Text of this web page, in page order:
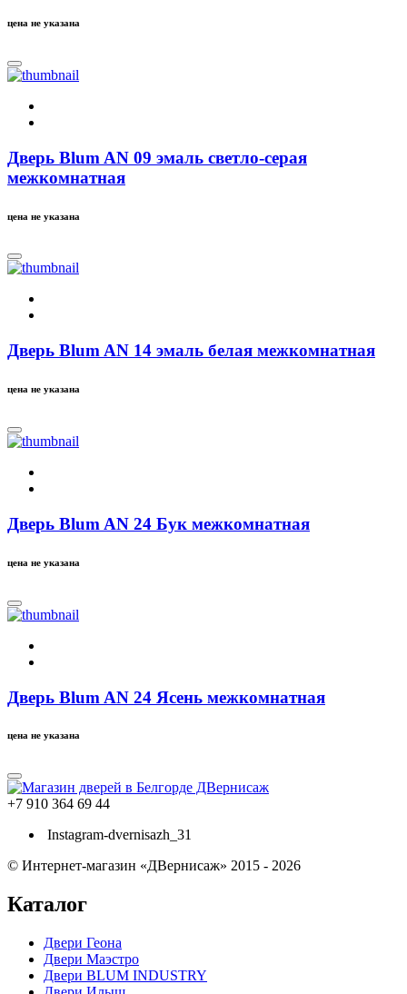
цена не указана
Дверь Blum AN 09 эмаль светло-серая
межкомнатная
цена не указана
Дверь Blum AN 14 эмаль белая межкомнатная
цена не указана
Дверь Blum AN 24 Бук межкомнатная
цена не указана
Дверь Blum AN 24 Ясень межкомнатная
цена не указана
+7 910 364 69 44
Instagram-dvernisazh_31
© Интернет-магазин «ДВернисаж» 2015 - 2026
Каталог
Двери Геона
Двери Маэстро
Двери BLUM INDUSTRY